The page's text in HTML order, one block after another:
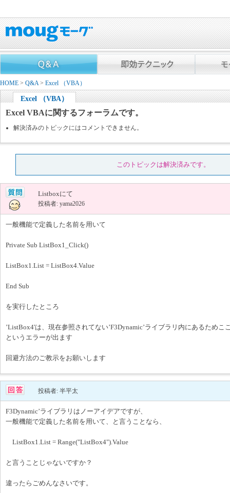
HOME > Q&A> Excel （VBA）
Excel （VBA）
Excel VBAに関するフォーラムです。
解決済みのトピックにはコメントできません。
このトピックは解決済みです。
Listboxにて
投稿者: yama2026
一般機能で定義した名前を用いて
Private Sub ListBox1_Click()
ListBox1.List = ListBox4.Value
End Sub
を実行したところ
’ListBox4'は、現在参照されてない’F3Dynamic’ライブラリ内にあるためこ
というエラーが出ます
回避方法のご教示をお願いします
投稿者: 半平太
F3Dynamic’ライブラリはノーアイデアですが、
一般機能で定義した名前を用いて、と言うことなら、
ListBox1.List = Range("ListBox4").Value
と言うことじゃないですか？
違ったらごめんなさいです。